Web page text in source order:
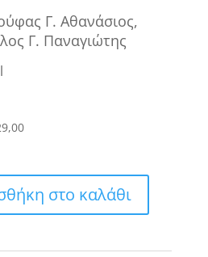
Γ. Αθανάσιος,
Γ. Παναγιώτης
9,00
στο καλάθι